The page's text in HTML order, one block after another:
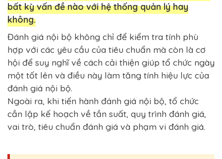
bất kỳ vấn đề nào với hệ thống quản lý hay
không.
Đánh giá nội bộ không chỉ để kiểm tra tính phù
hợp với các yêu cầu của tiêu chuẩn mà còn là cơ
hội để suy nghĩ về cách cải thiện giúp tổ chức ngày
một tốt lên và điều này làm tăng tính hiệu lực của
đánh giá nội bộ.
Ngoài ra, khi tiến hành đánh giá nội bộ, tổ chức
cần lập kế hoạch về tần suất, quy trình đánh giá,
vai trò, tiêu chuẩn đánh giá và phạm vi đánh giá.